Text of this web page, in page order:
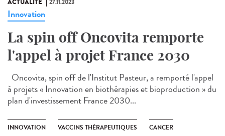
ACTUALITÉ 27.11.2023
Innovation
La spin off Oncovita remporte
l'appel à projet France 2030
Oncovita, spin off de l'Institut Pasteur, a remporté l'appel
à projets « Innovation en biothérapies et bioproduction » du
plan d'investissement France 2030...
INNOVATION VACCINS THÉRAPEUTIQUES CANCER